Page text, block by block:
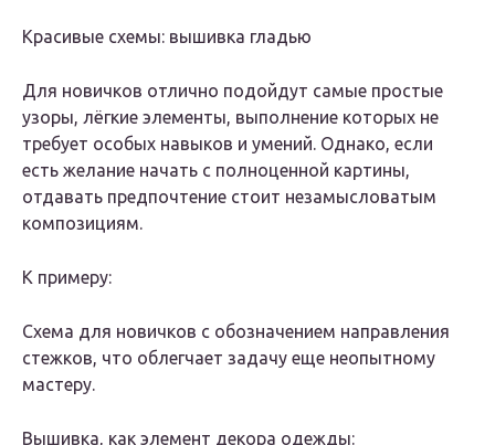
Красивые схемы: вышивка гладью
Для новичков отлично подойдут самые простые
узоры, лёгкие элементы, выполнение которых не
требует особых навыков и умений. Однако, если
есть желание начать с полноценной картины,
отдавать предпочтение стоит незамысловатым
композициям.
К примеру:
Схема для новичков с обозначением направления
стежков, что облегчает задачу еще неопытному
мастеру.
Вышивка, как элемент декора одежды: